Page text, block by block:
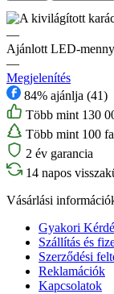
—
Ajánlott LED-
—
Megjelenítés
84% ajánlja (41)
Több mint 130
Több mint 100
2 év garancia
14 napos
Vásárlási
Gyakori
Szállítás és
Szerződési
Reklamációk
Kapcsolatok